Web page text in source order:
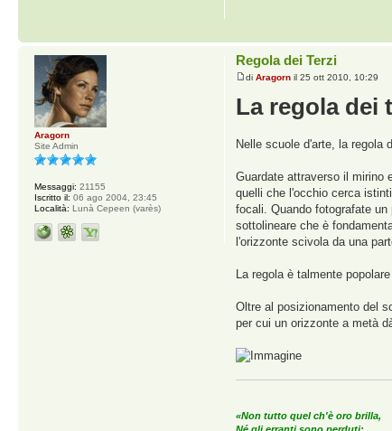
Regola dei Terzi
diAragorn il 25 ott 2010, 10:29
La regola dei
Nelle scuole d'arte, la regola
Guardate attraverso il mirino
quelli che l'occhio cerca
focali. Quando fotografate
sottolineare che è
l'orizzonte scivola da una
La regola è talmente
Oltre al posizionamento del
per cui un orizzonte a metà
«Non tutto quel ch'è oro brilla,
Aragorn
Site Admin
Messaggi: 21155
Iscritto il: 06 ago 2004, 23:45
Località: Lunà Cepeen (varès)